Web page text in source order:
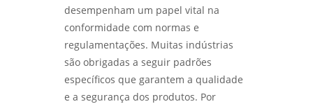
COMO ESCOLHER UM LABORATÓRIO DE
ENSAIOS MECÂNICOS EM SP PARA GARANTIR A
QUALIDADE DOS SEUS MATERIAIS - LABMETAL
ANÁLISE METALOGRÁFICA PARA ENTENDER
ESTRUTURAS DOS MATERIAIS E MELHORAR
PROCESSOS - LABMETAL
desempenham um papel vital na
conformidade com normas e
regulamentações. Muitas indústrias
são obrigadas a seguir padrões
específicos que garantem a qualidade
e a segurança dos produtos. Por